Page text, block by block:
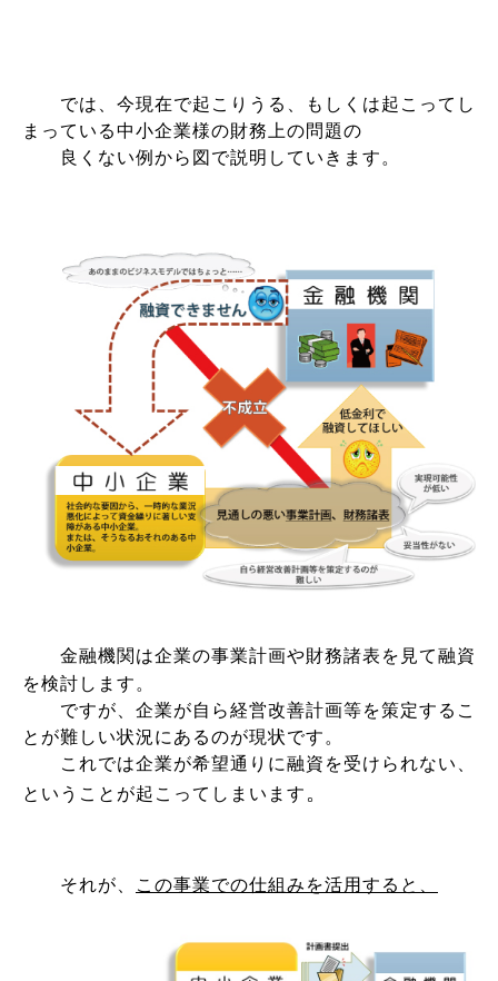
では、今現在で起こりうる、もしくは起こってし
まっている中小企業様の財務上の問題の
良くない例から図で説明していきます。
金融機関は企業の事業計画や財務諸表を見て融資
を検討します。
ですが、企業が自ら経営改善計画等を策定するこ
とが難しい状況にあるのが現状です。
これでは企業が希望通りに融資を受けられない、
ということが起こってしまいます 。
それが、 この事業での仕組みを活用すると、